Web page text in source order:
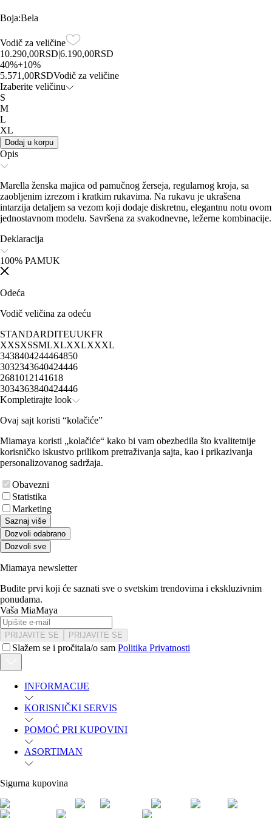
Boja:Bela
Vodič za veličine
10.290,00RSD|6.190,00RSD
40%+10%
5.571,00RSDVodič za veličine
Izaberite veličinu
S
M
L
XL
Dodaj u korpu
Opis
Marella ženska majica od pamučnog žerseja, regularnog kroja, sa
zaobljenim izrezom i kratkim rukavima. Na rukavu je ukrašena
intarzija detaljem sa vezom koji dodaje diskretnu, elegantnu notu ovom
jednostavnom modelu. Savršena za svakodnevne, ležerne kombinacije.
Deklaracija
100% PAMUK
Odeća
Vodič veličina za odeću
STANDARDITEUUKFR
XXSXSSMLXLXXLXXXL
3438404244464850
3032343640424446
2681012141618
3034363840424446
Kompletirajte look
Ovaj sajt koristi “kolačiće”
Miamaya koristi „kolačiće“ kako bi vam obezbedila što kvalitetnije
korisničko iskustvo prilikom pretraživanja sajta, kao i prikazivanja
personalizovanog sadržaja.
Obavezni
Statistika
Marketing
Saznaj više
Dozvoli odabrano
Dozvoli sve
Miamaya newsletter
Budite prvi koji će saznati sve o svetskim trendovima i ekskluzivnim
ponudama.
Vaša MiaMaya
PRIJAVITE SE PRIJAVITE SE
Slažem se i pročitala/o sam Politika Privatnosti
INFORMACIJE
KORISNIČKI SERVIS
POMOĆ PRI KUPOVINI
ASORTIMAN
Sigurna kupovina